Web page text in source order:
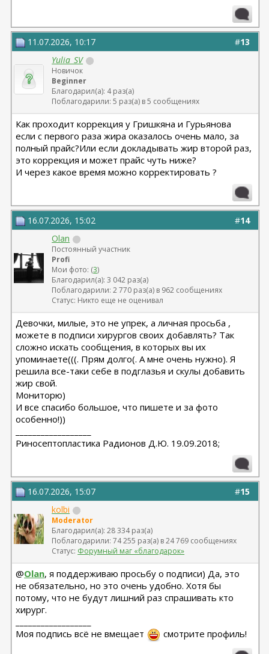
#13
11.07.2026, 10:17
Yulia_SV
Новичок
Beginner
Благодарил(а): 4 раз(а)
Поблагодарили: 5 раз(а) в 5 сообщениях
Как проходит коррекция у Гришкяна и Гурьянова
если с первого раза жира оказалось очень мало, за
полный прайс?Или если докладывать жир второй раз,
это коррекция и может прайс чуть ниже?
И через какое время можно корректировать ?
#14
16.07.2026, 15:02
Olan
Постоянный участник
Profi
Мои фото: (3)
Благодарил(а): 3 042 раз(а)
Поблагодарили: 2 770 раз(а) в 962 сообщениях
Статус: Никто еще не оценивал
Девочки, милые, это не упрек, а личная просьба ,
можете в подписи хирургов своих добавлять? Так
сложно искать сообщения, в которых вы их
упоминаете(((. Прям долго(. А мне очень нужно). Я
решила все-таки себе в подглазья и скулы добавить
жир свой.
Мониторю)
И все спасибо большое, что пишете и за фото
особенно!))
Риносептопластика Радионов Д.Ю. 19.09.2018;
#15
16.07.2026, 15:07
kolbi
Moderator
Благодарил(а): 28 334 раз(а)
Поблагодарили: 74 255 раз(а) в 24 769 сообщениях
Статус: Форумный маг «благодарок»
@Olan, я поддерживаю просьбу о подписи) Да, это
не обязательно, но это очень удобно. Хотя бы
потому, что не будут лишний раз спрашивать кто
хирург.
Моя подпись всё не вмещает
смотрите профиль!